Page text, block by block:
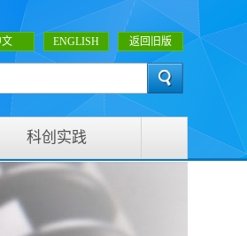
文 ENGLISH 返回旧版
科创实践